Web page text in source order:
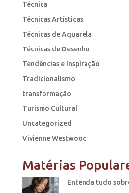
Técnica
Técnicas Artísticas
Técnicas de Aquarela
Técnicas de Desenho
Tendências e Inspiração
Tradicionalismo
transformação
Turismo Cultural
Uncategorized
Vivienne Westwood
Matérias
Entenda tudo